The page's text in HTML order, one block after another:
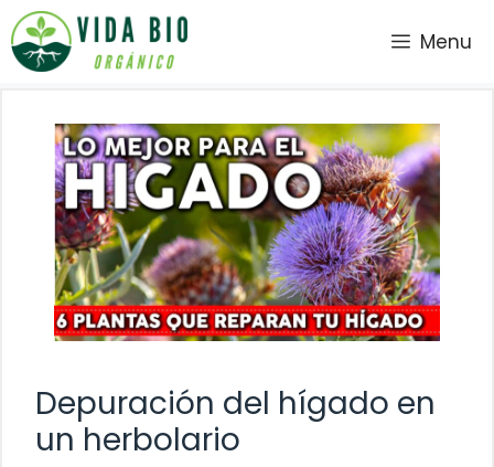
Saltar
al
contenido
Menu
Depuración del hígado en
un herbolario